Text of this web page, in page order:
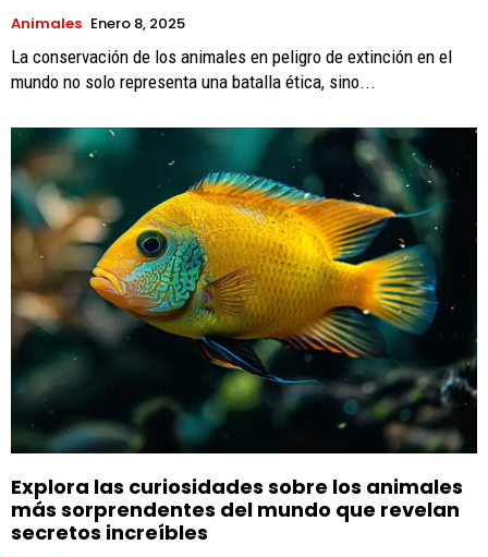
Animales Enero 8, 2025
La conservación de los animales en peligro de extinción en el
mundo no solo representa una batalla ética, sino...
Explora las curiosidades sobre los animales
más sorprendentes del mundo que revelan
secretos increíbles